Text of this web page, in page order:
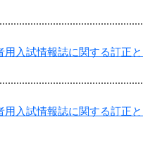
入試情報誌に関する訂正
入試情報誌に関する訂正